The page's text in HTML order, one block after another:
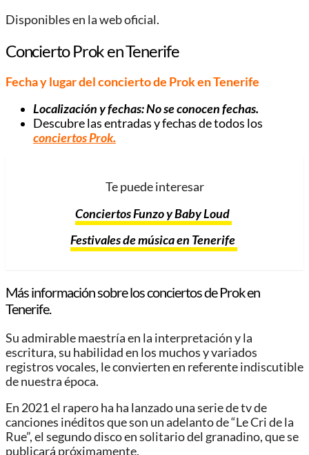
Disponibles en la web oficial.
Concierto Prok en Tenerife
Fecha y lugar del concierto de Prok en Tenerife
Localización y fechas: No se conocen fechas.
Descubre las entradas y fechas de todos los
conciertos Prok.
Te puede interesar
Conciertos Funzo y Baby Loud
Festivales de música en Tenerife
Más información sobre los conciertos de Prok en
Tenerife.
Su admirable maestría en la interpretación y la
escritura, su habilidad en los muchos y variados
registros vocales, le convierten en referente indiscutible
de nuestra época.
En 2021 el rapero ha ha lanzado una serie de tv de
canciones inéditos que son un adelanto de “Le Cri de la
Rue”, el segundo disco en solitario del granadino, que se
publicará próximamente.